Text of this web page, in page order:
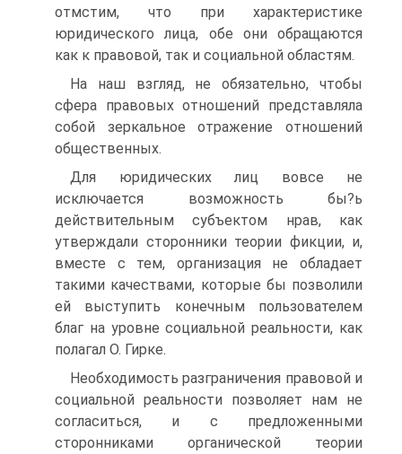
отмстим, что при характеристике
юридического лица, обе они обращаются
как к правовой, так и социальной областям.
На наш взгляд, не обязательно, чтобы
сфера правовых отношений представляла
собой зеркальное отражение отношений
общественных.
Для юридических лиц вовсе не
исключается возможность бы?ь
действительным субъектом нрав, как
утверждали сторонники теории фикции, и,
вместе с тем, организация не обладает
такими качествами, которые бы позволили
ей выступить конечным пользователем
благ на уровне социальной реальности, как
полагал О. Гирке.
Необходимость разграничения правовой и
социальной реальности позволяет нам не
согласиться, и с предложенными
сторонниками органической теории